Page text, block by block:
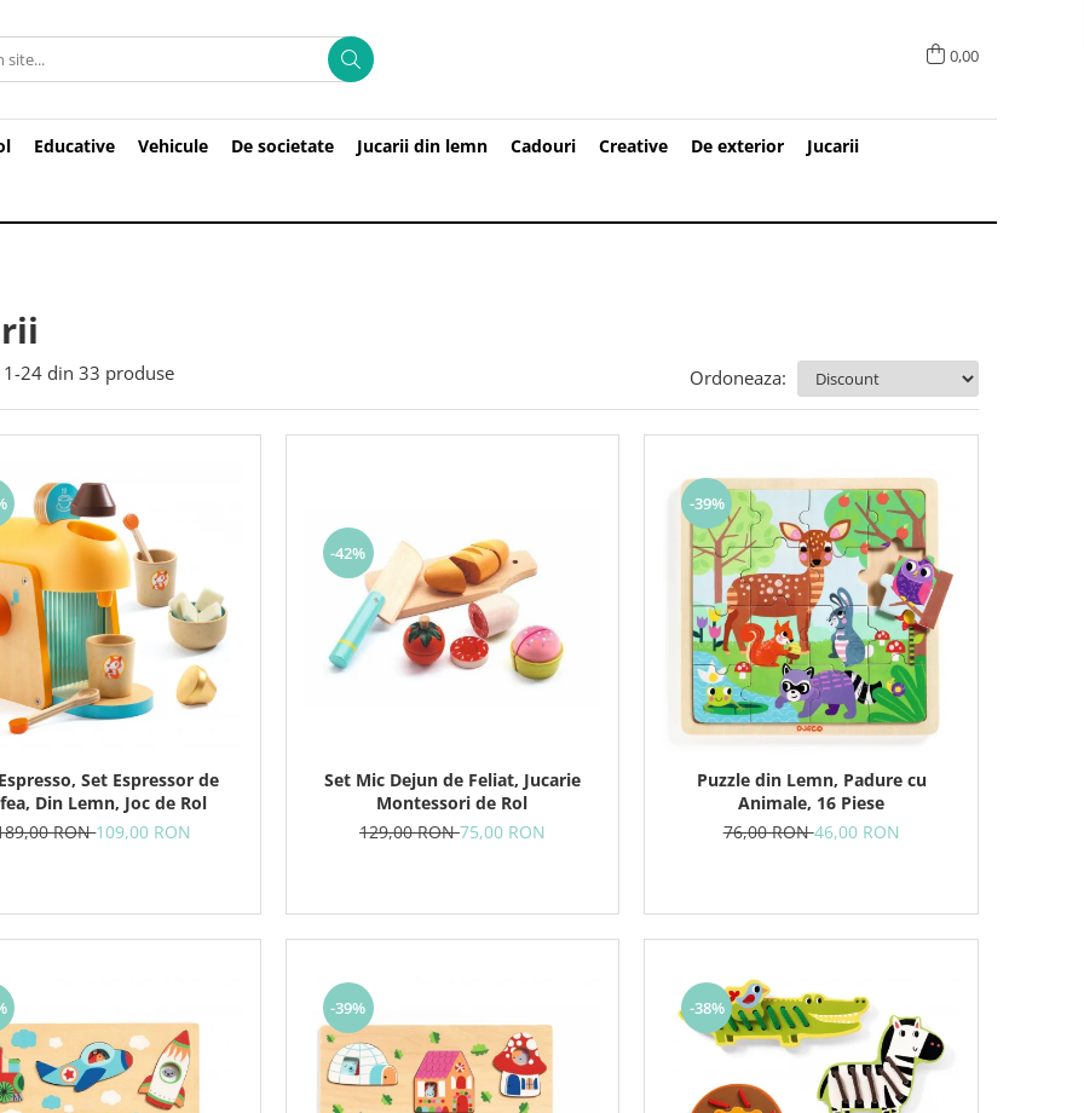
0,00
Educative Vehicule De societate Jucarii din lemn Cadouri Creative De exterior Jucarii
1-24 din 33 produse Ordoneaza:
Set Espressor de
Din Lemn, Joc de Rol
RON109,00 RON
-42%
Set Mic Dejun de Feliat, Jucarie
Montessori de Rol
129,00 RON75,00 RON
-39%
Puzzle din Lemn, Padure cu
Animale, 16 Piese
76,00 RON46,00 RON
-39% -38%